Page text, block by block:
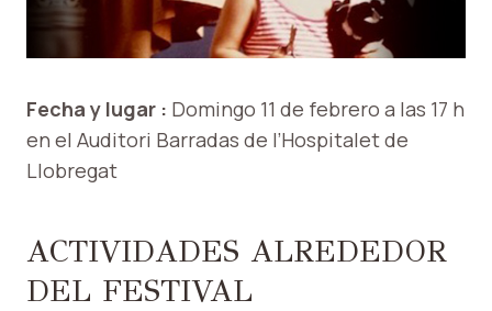
Fecha y lugar : Domingo 11 de febrero a las 17 h
en el Auditori Barradas de l’Hospitalet de
Llobregat
ACTIVIDADES ALREDEDOR
DEL FESTIVAL